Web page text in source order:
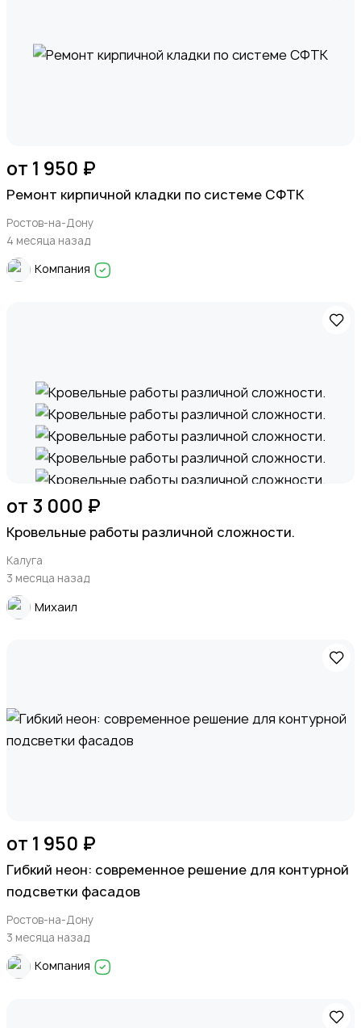
от 1 950 ₽
Ремонт кирпичной кладки по системе СФТК
Ростов-на-Дону
4 месяца назад
Компания
от 3 000 ₽
Кровельные работы различной сложности.
Калуга
3 месяца назад
Михаил
от 1 950 ₽
Гибкий неон: современное решение для контурной
подсветки фасадов
Ростов-на-Дону
3 месяца назад
Компания